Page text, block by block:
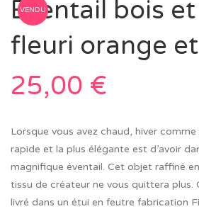
VENDU
Éventail bois
fleuri orange
25,00 €
Lorsque vous avez chaud, hiver
rapide et la plus élégante est d’avoir
magnifique éventail. Cet objet raffiné
tissu de créateur ne vous quittera plus.
livré dans un étui en feutre fabrication